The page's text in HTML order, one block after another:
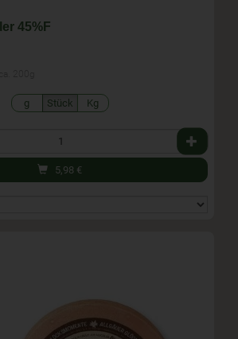
45%F
g Stück Kg
5,98 €